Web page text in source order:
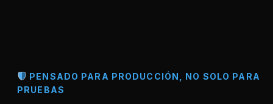
PENSADO PARA PRODUCCIÓN, NO SOLO PARA
PRUEBAS